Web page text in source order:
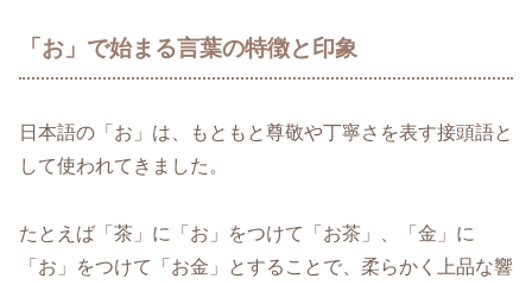
「お」で始まる言葉の特徴と印象
日本語の「お」は、もともと尊敬や丁寧さを表す接頭語と
して使われてきました。
たとえば「茶」に「お」をつけて「お茶」、「金」に
「お」をつけて「お金」とすることで、柔らかく上品な響